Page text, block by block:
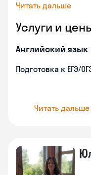
Читать дальше
Услуги и
Английский язык
Подготовка к ЕГЭ/
Читать дальше